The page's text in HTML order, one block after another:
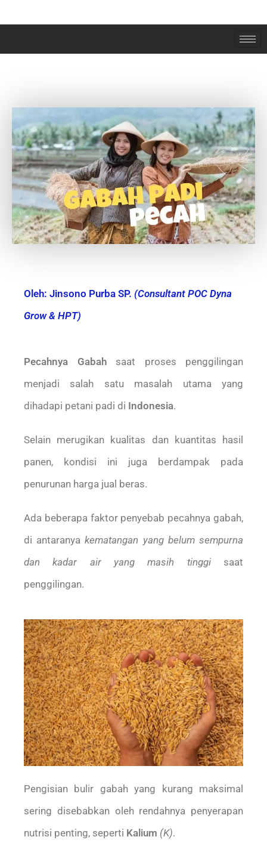
Oleh: Jinsono Purba SP. (Consultant POC Dyna
Grow & HPT)
Pecahnya Gabahsaat proses penggilingan
menjadi salah satu masalah utama yang
dihadapi petani padi di Indonesia.
Selain merugikan kualitas dan kuantitas hasil
panen, kondisi ini juga berdampak pada
penurunan harga jual beras.
Ada beberapa faktor penyebab pecahnya gabah,
di antaranyakematangan yang belum sempurna
dan kadar air yang masih tinggisaat
penggilingan.
Pengisian bulir gabah yang kurang maksimal
sering disebabkan oleh rendahnya penyerapan
nutrisi penting, seperti Kalium (K).